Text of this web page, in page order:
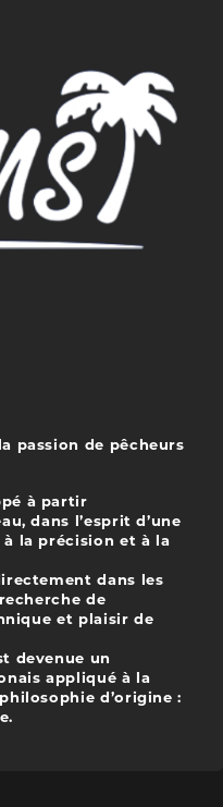
passion de pêcheurs
à partir
dans l’esprit d’une
la précision et à la
dans les
de
et plaisir de
devenue un
appliqué à la
d’origine :